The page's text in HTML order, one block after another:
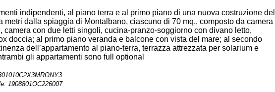
indipendenti, al piano terra e al primo piano di una nuova costruzione del
metri dalla spiaggia di Montalbano, ciascuno di 70 mq., composto da camera
camera con due letti singoli, cucina-pranzo-soggiorno con divano letto,
doccia; al primo piano veranda e balcone con vista del mare; al secondo
dell’appartamento al piano-terra, terrazza attrezzata per solarium e
gli appartamenti sono full optional
1908801OC226007